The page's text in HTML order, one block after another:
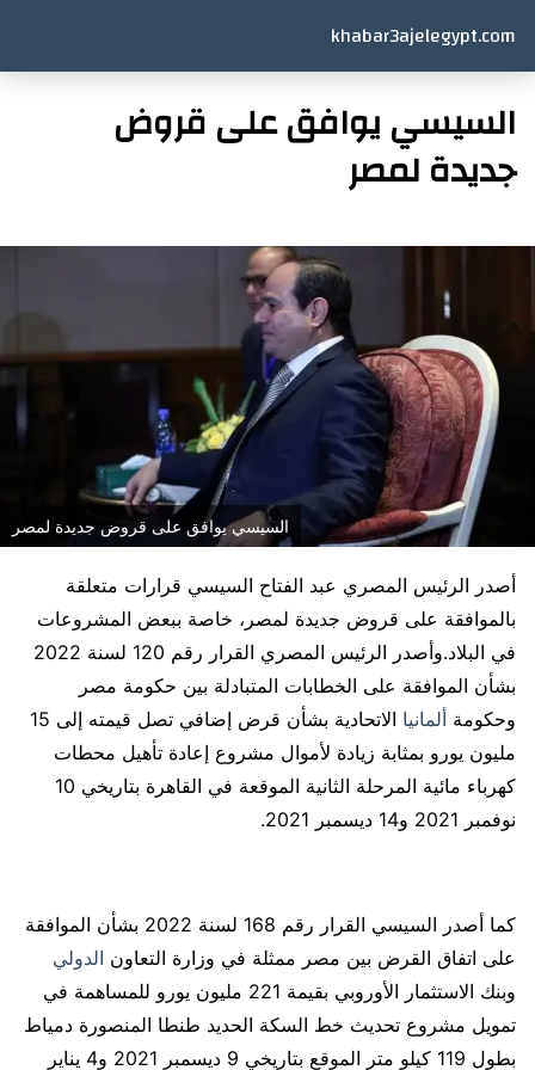
khabar3ajelegypt.com
السيسي يوافق على قروض
جديدة لمصر
السيسي يوافق على قروض جديدة لمصر
أصدر الرئيس المصري عبد الفتاح السيسي قرارات متعلقة
بالموافقة على قروض جديدة لمصر، خاصة ببعض المشروعات
في البلاد.وأصدر الرئيس المصري القرار رقم 120 لسنة 2022
بشأن الموافقة على الخطابات المتبادلة بين حكومة مصر
وحكومة ألمانيا
الاتحادية بشأن قرض إضافي تصل قيمته إلى 15
مليون يورو بمثابة زيادة لأموال مشروع إعادة تأهيل محطات
كهرباء مائية المرحلة الثانية الموقعة في القاهرة بتاريخي 10
نوفمبر 2021 و14 ديسمبر 2021.
كما أصدر السيسي القرار رقم 168 لسنة 2022 بشأن الموافقة
على اتفاق القرض بين مصر ممثلة في وزارة التعاون الدولي
وبنك الاستثمار الأوروبي بقيمة 221 مليون يورو للمساهمة في
تمويل مشروع تحديث خط السكة الحديد طنطا المنصورة دمياط
بطول 119 كيلو متر الموقع بتاريخي 9 ديسمبر 2021 و4 يناير